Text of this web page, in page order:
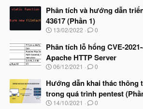
đ
ầ
u
à
b
ắ
đ
ầ
u
Phân tích và hướng dẫn
43617 (Phần 1)
N
à
y
b
ắ
đ
ầ
u
13/02/2022 0
Phân tích lỗ hổng CVE-
Apache HTTP Server
N
à
b
ắ
06/12/2021 0
Hướng dẫn khai thác thông
trong quá trình pentest
N
14/10/2021 0